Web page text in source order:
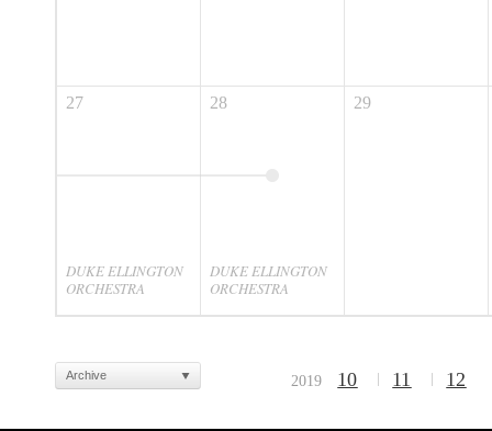
27
DUKE ELLINGTON
ORCHESTRA
28
DUKE ELLINGTON
ORCHESTRA
29
2019 10 11 12
Archive